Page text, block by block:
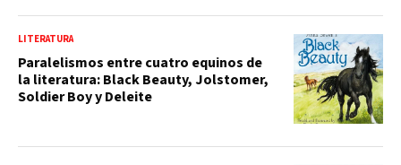
LITERATURA
Paralelismos entre cuatro equinos de
la literatura: Black Beauty, Jolstomer,
Soldier Boy y Deleite